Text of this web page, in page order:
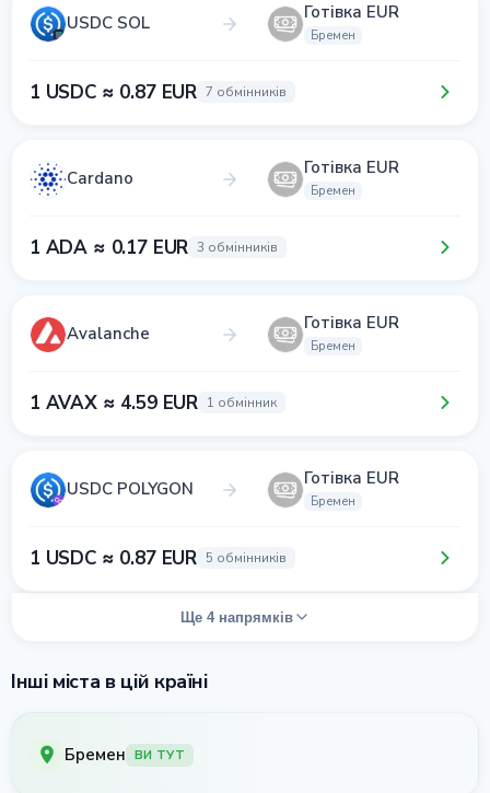
USDC SOL Готівка EUR
Бремен
1 USDC ≈ 0.87 EUR 7 обмінників
Cardano Готівка EUR
Бремен
1 ADA ≈ 0.17 EUR 3 обмінників
Avalanche Готівка EUR
Бремен
1 AVAX ≈ 4.59 EUR 1 обмінник
USDC POLYGON Готівка EUR
Бремен
1 USDC ≈ 0.87 EUR 5 обмінників
Ще 4 напрямків
Інші міста в цій країні
Бремен ВИ ТУТ